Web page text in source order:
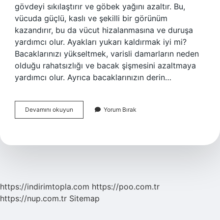
gövdeyi sıkılaştırır ve göbek yağını azaltır. Bu,
vücuda güçlü, kaslı ve şekilli bir görünüm
kazandırır, bu da vücut hizalanmasına ve duruşa
yardımcı olur. Ayakları yukarı kaldırmak iyi mi?
Bacaklarınızı yükseltmek, varisli damarların neden
olduğu rahatsızlığı ve bacak şişmesini azaltmaya
yardımcı olur. Ayrıca bacaklarınızın derin…
Devamını okuyun
Yüksekte
Işe
Yorum Bırak
https://indirimtopla.com https://poo.com.tr
https://nup.com.tr Sitemap